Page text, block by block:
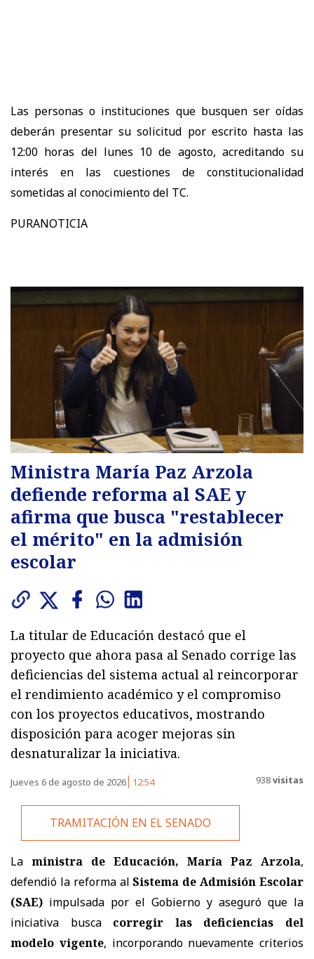
Las personas o instituciones que busquen ser oídas
deberán presentar su solicitud por escrito hasta las
12:00 horas del lunes 10 de agosto, acreditando su
interés en las cuestiones de constitucionalidad
sometidas al conocimiento del TC.
PURANOTICIA
Ministra María Paz Arzola
defiende reforma al SAE y
afirma que busca "restablecer
el mérito" en la admisión
escolar
La titular de Educación destacó que el
proyecto que ahora pasa al Senado corrige las
deficiencias del sistema actual al reincorporar
el rendimiento académico y el compromiso
con los proyectos educativos, mostrando
disposición para acoger mejoras sin
desnaturalizar la iniciativa.
Jueves 6 de agosto de 2026 12:54 938visitas
TRAMITACIÓN EN EL SENADO
La ministra de Educación, María Paz Arzola,
defendió la reforma alSistema de Admisión Escolar
(SAE) impulsada por el Gobierno y aseguró que la
iniciativa busca corregir las deficiencias del
modelo vigente, incorporando nuevamente criterios